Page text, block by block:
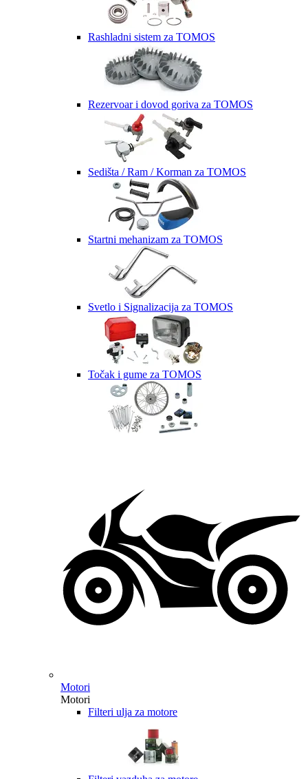
Rashladni sistem za TOMOS
Rezervoar i dovod goriva za TOMOS
Sedišta / Ram / Korman za TOMOS
Startni mehanizam za TOMOS
Svetlo i Signalizacija za TOMOS
Točak i gume za TOMOS
Motori
Motori
Filteri ulja za motore